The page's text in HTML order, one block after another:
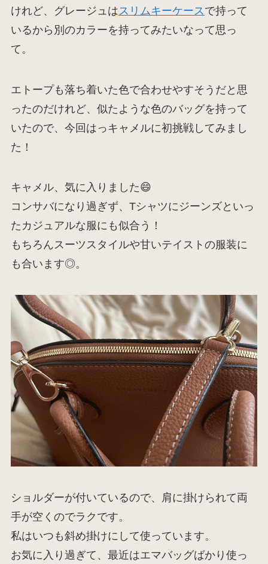
けれど、グレージュは スリムキーケース で持って
いるから別のカラーを持ってみたいなって思っ
て。
エトープも落ち着いた色で合わせやすそうだと思
ったのだけれど、似たような色のバッグを持って
いたので、今回はっキャメルに初挑戦してみまし
た！
キャメル、気に入りました😄
コンサバになり過ぎず、Tシャツにジーンズといっ
たカジュアルな服にも似合う！
もちろんスーツスタイルや甘いテイストの服装に
も合います◎。
ショルダーが付いているので、肩に掛けられて両
手が空くのでラクです。
私はいつも斜め掛けにして使っています。
お気に入り過ぎて、最近はエマバッグばかり使っ